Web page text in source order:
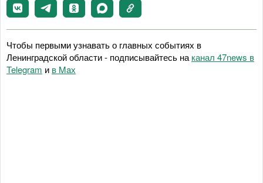
Чтобы первыми узнавать о главных событиях в
Ленинградской области - подписывайтесь на канал 47news в
Telegram и в Maх